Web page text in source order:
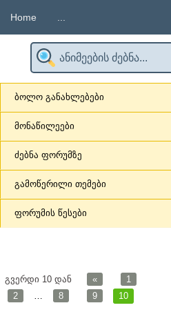
Home
ბოლო განახლებები
მონაწილეები
ძებნა ფორუმზე
გამოწერილი თემები
ფორუმის წესები
გვერდი 10 დან «
1
2
… 8 9 10